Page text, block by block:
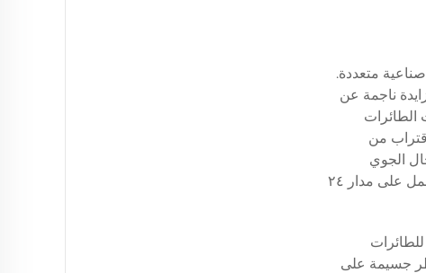
متعددة.
ناجمة عن
الطائرات
من
الجوي
باستمرار دون الحاجة إلى مراقبة بشرية مستمرة، فإنَّ أنظمة التشويش تكتسب قيمةً كبيرةً جدًّا للعمليات الصناعية التي تعمل على مدار ٢٤
جسيمة على